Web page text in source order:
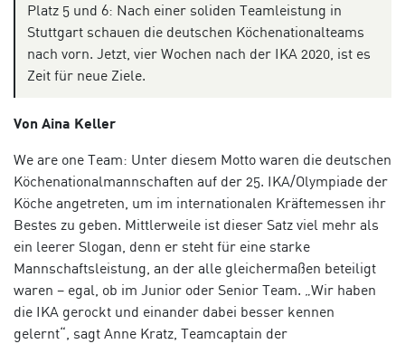
Platz 5 und 6: Nach einer soliden Teamleistung in
Stuttgart schauen die deutschen Köchenationalteams
nach vorn. Jetzt, vier Wochen nach der IKA 2020, ist es
Zeit für neue Ziele.
Von Aina Keller
We are one Team: Unter diesem Motto waren die deutschen
Köchenationalmannschaften auf der 25. IKA/Olympiade der
Köche angetreten, um im internationalen Kräftemessen ihr
Bestes zu geben. Mittlerweile ist dieser Satz viel mehr als
ein leerer Slogan, denn er steht für eine starke
Mannschaftsleistung, an der alle gleichermaßen beteiligt
waren – egal, ob im Junior oder Senior Team. „Wir haben
die IKA gerockt und einander dabei besser kennen
gelernt“, sagt Anne Kratz, Teamcaptain der